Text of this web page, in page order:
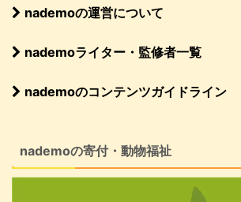
nademoの運営について
nademoライター・監修者一覧
nademoのコンテンツガイドライン
nademoの寄付・動物福祉